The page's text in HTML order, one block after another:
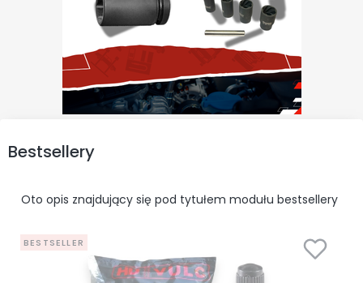
Bestsellery
Oto opis znajdujący się pod tytułem modułu bestsellery
BESTSELLER